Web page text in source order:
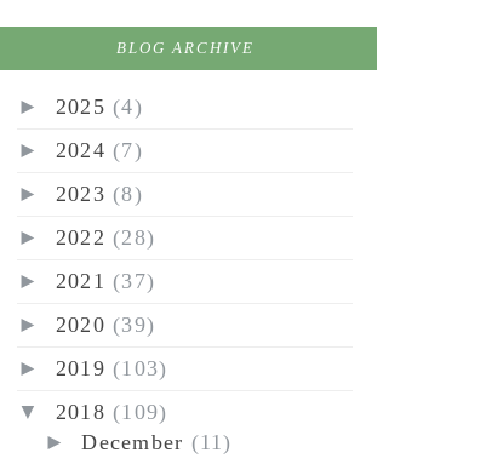
BLOG ARCHIVE
► 2025 (4)
► 2024 (7)
► 2023 (8)
► 2022 (28)
► 2021 (37)
► 2020 (39)
► 2019 (103)
▼ 2018 (109)
►December (11)